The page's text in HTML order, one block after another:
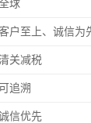
球
户至上、诚信为
关减税
可追溯
信优先